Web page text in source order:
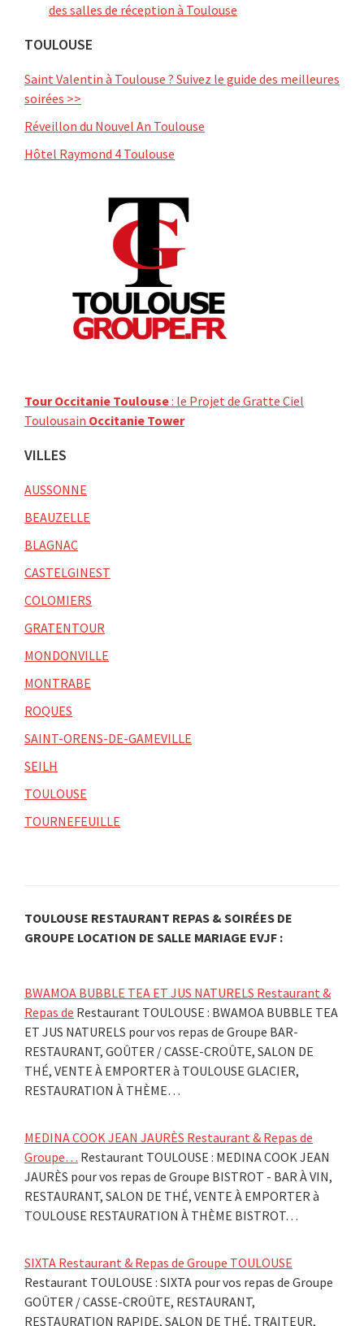
des salles de réception à Toulouse
TOULOUSE
Saint Valentin à Toulouse ? Suivez le guide des meilleures
soirées >>
Réveillon du Nouvel An Toulouse
Hôtel Raymond 4 Toulouse
Tour Occitanie Toulouse: le Projet de Gratte Ciel
Toulousain Occitanie Tower
VILLES
AUSSONNE
BEAUZELLE
BLAGNAC
CASTELGINEST
COLOMIERS
GRATENTOUR
MONDONVILLE
MONTRABE
ROQUES
SAINT-ORENS-DE-GAMEVILLE
SEILH
TOULOUSE
TOURNEFEUILLE
TOULOUSE RESTAURANT REPAS & SOIRÉES DE
GROUPE LOCATION DE SALLE MARIAGE EVJF :
BWAMOA BUBBLE TEA ET JUS NATURELS Restaurant &
Repas de Restaurant TOULOUSE : BWAMOA BUBBLE TEA
ET JUS NATURELS pour vos repas de Groupe BAR-
RESTAURANT, GOÛTER / CASSE-CROÛTE, SALON DE
THÉ, VENTE À EMPORTER à TOULOUSE GLACIER,
RESTAURATION À THÈME…
MEDINA COOK JEAN JAURÈS Restaurant & Repas de
Groupe… Restaurant TOULOUSE : MEDINA COOK JEAN
JAURÈS pour vos repas de Groupe BISTROT - BAR À VIN,
RESTAURANT, SALON DE THÉ, VENTE À EMPORTER à
TOULOUSE RESTAURATION À THÈME BISTROT…
SIXTA Restaurant & Repas de Groupe TOULOUSE
Restaurant TOULOUSE : SIXTA pour vos repas de Groupe
GOÛTER / CASSE-CROÛTE, RESTAURANT,
RESTAURATION RAPIDE, SALON DE THÉ, TRAITEUR,